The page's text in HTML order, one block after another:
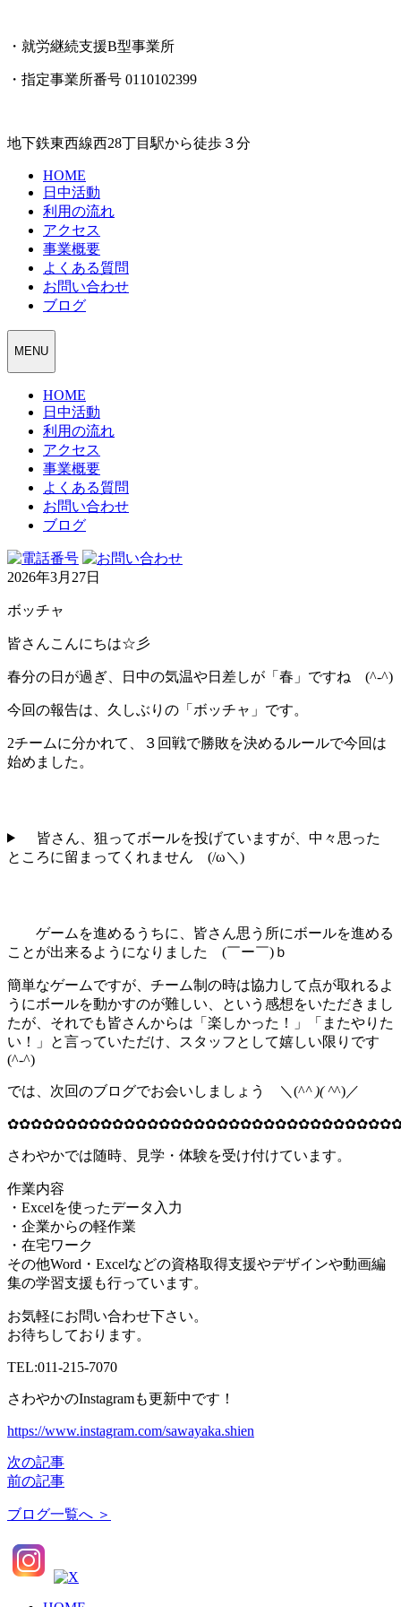
・就労継続支援B型事業所
・指定事業所番号 0110102399
地下鉄東西線西28丁目駅から徒歩３分
HOME
日中活動
利用の流れ
アクセス
事業概要
よくある質問
お問い合わせ
ブログ
MENU
HOME
日中活動
利用の流れ
アクセス
事業概要
よくある質問
お問い合わせ
ブログ
2026年3月27日
ボッチャ
皆さんこんにちは☆彡
春分の日が過ぎ、日中の気温や日差しが「春」ですね (^-^)
今回の報告は、久しぶりの「ボッチャ」です。
2チームに分かれて、３回戦で勝敗を決めるルールで今回は
始めました。
皆さん、狙ってボールを投げていますが、中々思った
ところに留まってくれません (/ω＼)
ゲームを進めるうちに、皆さん思う所にボールを進める
ことが出来るようになりました (￣ー￣)ｂ
簡単なゲームですが、チーム制の時は協力して点が取れるよ
うにボールを動かすのが難しい、という感想をいただきまし
たが、それでも皆さんからは「楽しかった！」「またやりた
い！」と言っていただけ、スタッフとして嬉しい限りです
(^-^)
では、次回のブログでお会いしましょう ＼(^^ )( ^^)／
さわやかでは随時、見学・体験を受け付けています。
作業内容
・Excelを使ったデータ入力
・企業からの軽作業
・在宅ワーク
その他Word・Excelなどの資格取得支援やデザインや動画編
集の学習支援も行っています。
お気軽にお問い合わせ下さい。
お待ちしております。
TEL:011-215-7070
さわやかのInstagramも更新中です！
https://www.instagram.com/sawayaka.shien
次の記事
前の記事
ブログ一覧へ ＞